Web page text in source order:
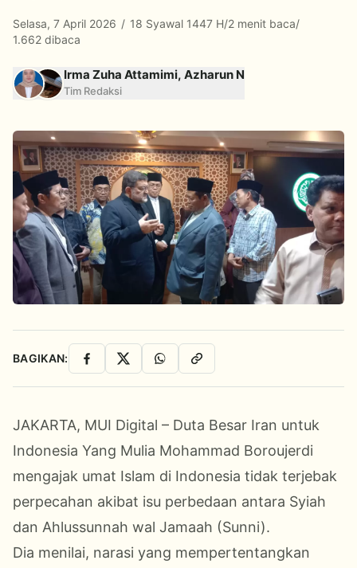
Selasa, 7 April 2026 / 18 Syawal 1447 H/2 menit baca/
1.662 dibaca
Irma Zuha Attamimi, Azharun N
Tim Redaksi
BAGIKAN: Facebook
X WhatsAppSalin Link
JAKARTA, MUI Digital – Duta Besar Iran untuk
Indonesia Yang Mulia Mohammad Boroujerdi
mengajak umat Islam di Indonesia tidak terjebak
perpecahan akibat isu perbedaan antara Syiah
dan Ahlussunnah wal Jamaah (Sunni).
Dia menilai, narasi yang mempertentangkan